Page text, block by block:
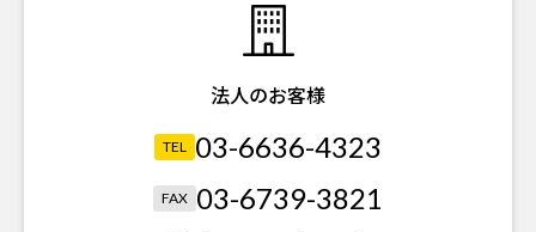
法人のお客様
TEL 03-6636-4323
FAX 03-6739-3821